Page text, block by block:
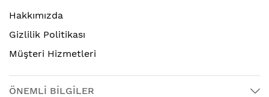
Hakkımızda
Gizlilik Politikası
Müşteri Hizmetleri
ÖNEMLİ BİLGİLER